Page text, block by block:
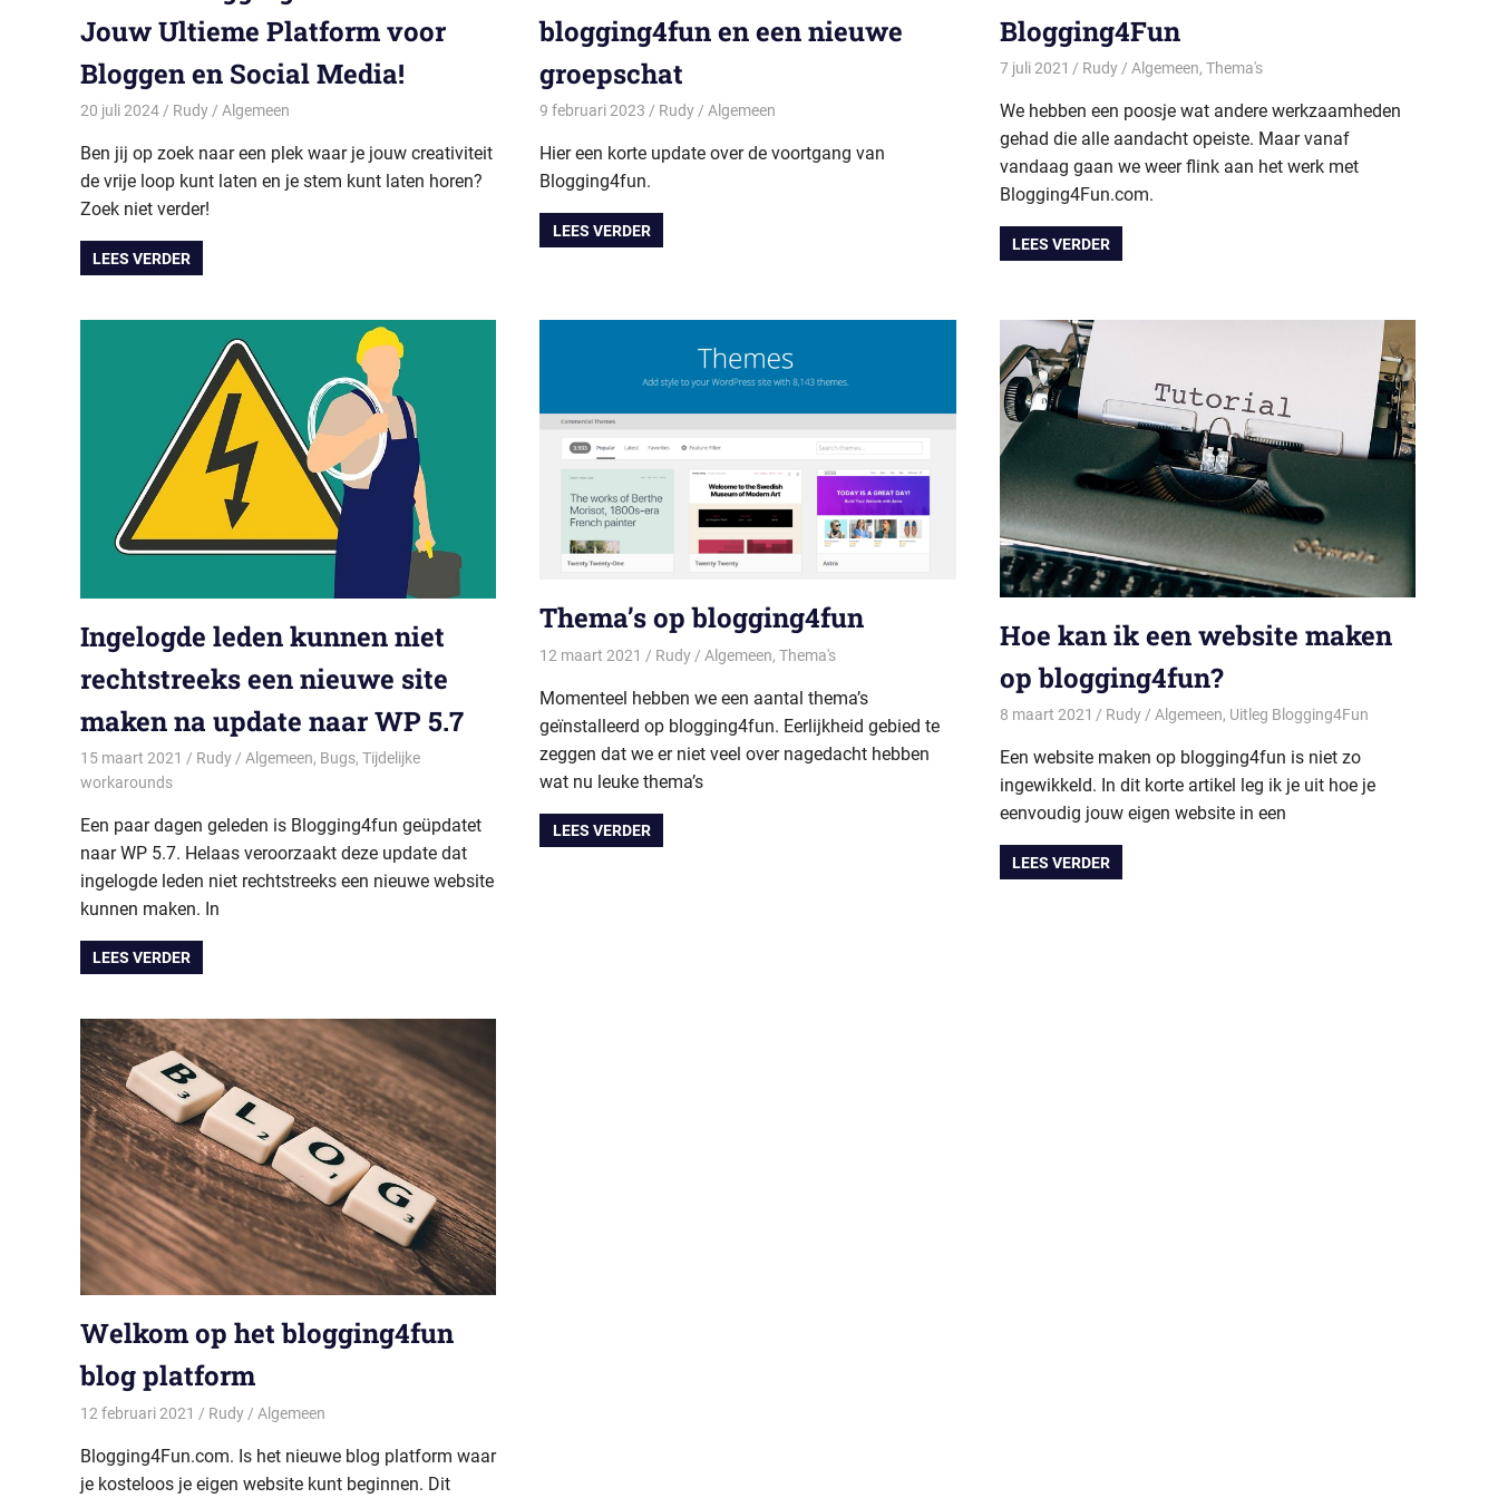
Jouw Ultieme Platform voor
Bloggen en Social Media!
20 juli 2024 Rudy Algemeen
Ben jij op zoek naar een plek waar je jouw creativiteit
de vrije loop kunt laten en je stem kunt laten horen?
Zoek niet verder!
LEES VERDER
blogging4fun en een nieuwe
groepschat
9 februari 2023 Rudy Algemeen
Hier een korte update over de voortgang van
Blogging4fun.
LEES VERDER
Blogging4Fun
7 juli 2021 Rudy Algemeen,Thema's
We hebben een poosje wat andere werkzaamheden
gehad die alle aandacht opeiste. Maar vanaf
vandaag gaan we weer flink aan het werk met
Blogging4Fun.com.
LEES VERDER
Ingelogde leden kunnen niet
rechtstreeks een nieuwe site
maken na update naar WP 5.7
15 maart 2021 Rudy Algemeen, Bugs, Tijdelijke
workarounds
Een paar dagen geleden is Blogging4fun geüpdatet
naar WP 5.7. Helaas veroorzaakt deze update dat
ingelogde leden niet rechtstreeks een nieuwe website
kunnen maken. In
LEES VERDER
Thema’s op blogging4fun
12 maart 2021 Rudy Algemeen, Thema's
Momenteel hebben we een aantal thema’s
geïnstalleerd op blogging4fun. Eerlijkheid gebied te
zeggen dat we er niet veel over nagedacht hebben
wat nu leuke thema’s
LEES VERDER
Hoe kan ik een website maken
op blogging4fun?
8 maart 2021 Rudy Algemeen, Uitleg Blogging4Fun
Een website maken op blogging4fun is niet zo
ingewikkeld. In dit korte artikel leg ik je uit hoe je
eenvoudig jouw eigen website in een
LEES VERDER
Welkom op het blogging4fun
blog platform
12 februari 2021 Rudy Algemeen
Blogging4Fun.com. Is het nieuwe blog platform waar
je kosteloos je eigen website kunt beginnen. Dit